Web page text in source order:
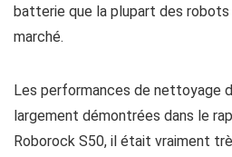
batterie que la plupart des robots
marché.
Les performances de nettoyage
largement démontrées dans le
Roborock S50, il était vraiment